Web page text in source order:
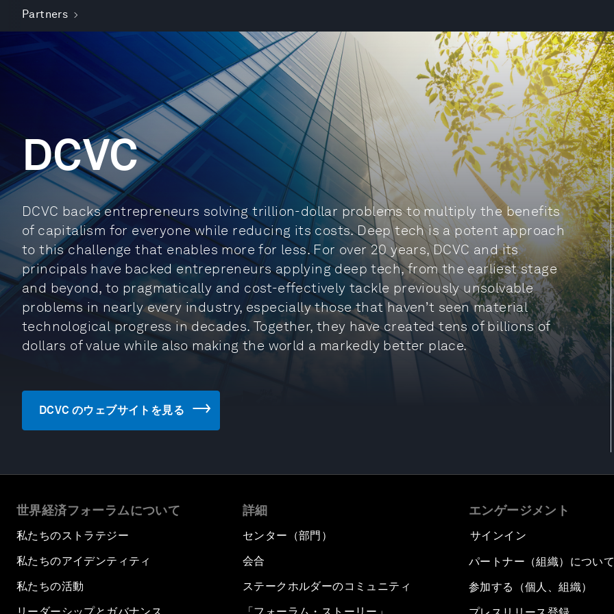
Partners
DCVC
DCVC backs entrepreneurs solving trillion-dollar problems to multiply the benefits
of capitalism for everyone while reducing its costs. Deep tech is a potent approach
to this challenge that enables more for less. For over 20 years, DCVC and its
principals have backed entrepreneurs applying deep tech, from the earliest stage
and beyond, to pragmatically and cost-effectively tackle previously unsolvable
problems in nearly every industry, especially those that haven’t seen material
technological progress in decades. Together, they have created tens of billions of
dollars of value while also making the world a markedly better place.
DCVC のウェブサイトを見る
世界経済フォーラムについて
私たちのストラテジー
私たちのアイデンティティ
私たちの活動
詳細
センター（部門）
会合
ステークホルダーのコミュニティ
エンゲージメント
サインイン
パートナー（組織）につい
参加する（個人、組織）